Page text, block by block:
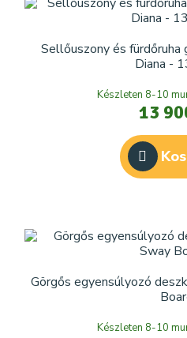
Sellőuszony és
Diana -
Készleten 8-10
13
Görgős egyensúlyozó
Készleten 8-10